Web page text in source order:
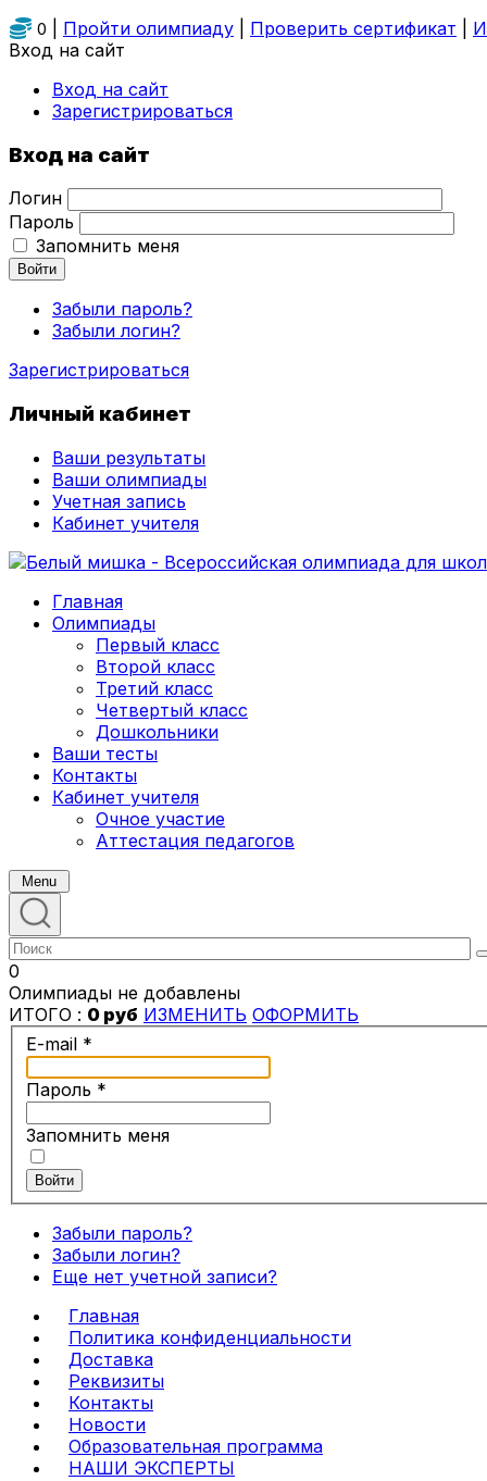
0 Пройти олимпиаду Проверить сертификат
Вход на сайт
Вход на сайт
Зарегистрироваться
Вход на сайт
Логин
Пароль
Запомнить меня
Войти
Забыли пароль?
Забыли логин?
Зарегистрироваться
Личный кабинет
Ваши результаты
Ваши олимпиады
Учетная запись
Кабинет учителя
Главная
Олимпиады
Первый класс
Второй класс
Третий класс
Четвертый класс
Дошкольники
Ваши тесты
Контакты
Кабинет учителя
Очное участие
Аттестация педагогов
Menu
0
Олимпиады не добавлены
ИТОГО : 0 руб ИЗМЕНИТЬ ОФОРМИТЬ
E-mail *
Пароль *
Запомнить меня
Войти
Забыли пароль?
Забыли логин?
Еще нет учетной записи?
Главная
Политика конфиденциальности
Доставка
Реквизиты
Контакты
Новости
Образовательная программа
НАШИ ЭКСПЕРТЫ